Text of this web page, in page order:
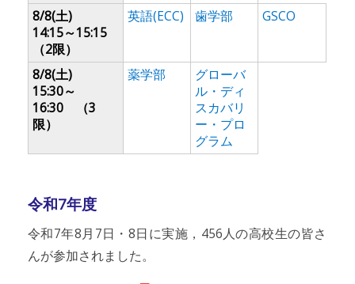
8/8(土)
14:15～15:15
（2限）
英語(ECC) 歯学部 GSCO
8/8(土)
15:30～
16:30 （3
限）
薬学部
グローバ
ル・ディ
スカバリ
ー・プロ
グラム
令和7年度
令和7年8月7日・8日に実施，456人の高校生の皆さ
んが参加されました。